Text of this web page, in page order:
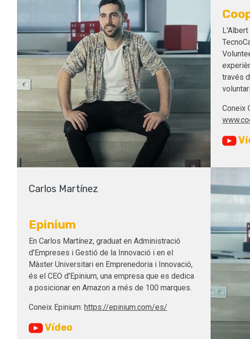
través
Coneix
Carlos Martínez
Epinium
En Carlos Martínez, graduat en Administració
d'Empreses i Gestió de la Innovació i en el
Màster Universitari en Emprenedoria i Innovació,
és el CEO d'Epinium, una empresa que es dedica
a posicionar en Amazon a més de 100 marques.
Coneix Epinium: https://epinium.com/es/
Vídeo